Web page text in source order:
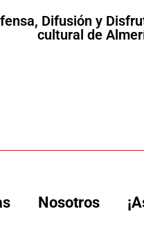
Difusión y
cultural de
Nosotros